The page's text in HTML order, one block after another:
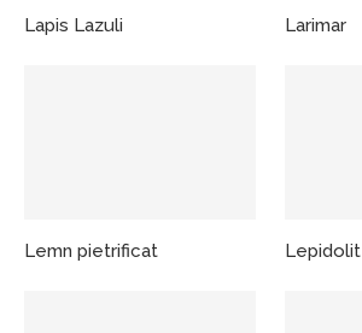
Lapis Lazuli Larimar
Lemn pietrificat Lepidolit